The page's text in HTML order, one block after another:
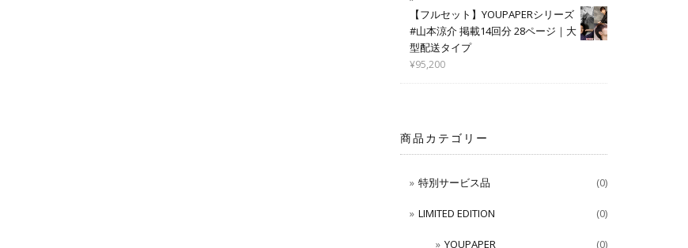
【フルセット】YOUPAPERシリーズ
#山本涼介 掲載14回分 28ページ｜大
型配送タイプ
¥95,200
商品カテゴリー
特別サービス品 (0)
LIMITED EDITION (0)
YOUPAPER (0)